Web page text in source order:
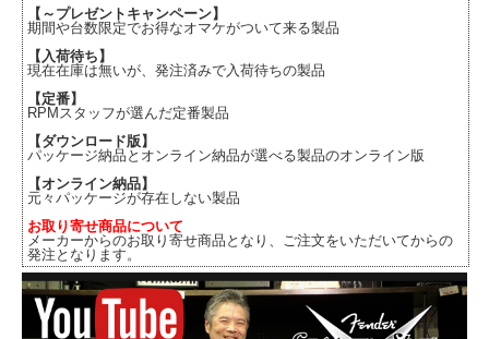
【～プレゼントキャンペーン】
期間や台数限定でお得なオマケがついて来る製品
【入荷待ち】
現在在庫は無いが、発注済みで入荷待ちの製品
【定番】
RPMスタッフが選んだ定番製品
【ダウンロード版】
パッケージ納品とオンライン納品が選べる製品のオンライン版
【オンライン納品】
元々パッケージが存在しない製品
お取り寄せ商品について
メーカーからのお取り寄せ商品となり、ご注文をいただいてからの
発注となります。